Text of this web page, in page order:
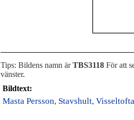
Tips: Bildens namn ärTBS3118 För att
vänster.
Bildtext:
Masta Persson, Stavshult,